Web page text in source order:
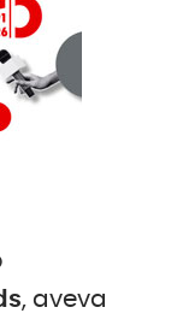
, aveva